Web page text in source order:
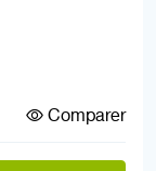
Comparer